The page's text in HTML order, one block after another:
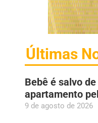
Últimas
Bebê é salvo
apartamento
9 de agosto de 2026